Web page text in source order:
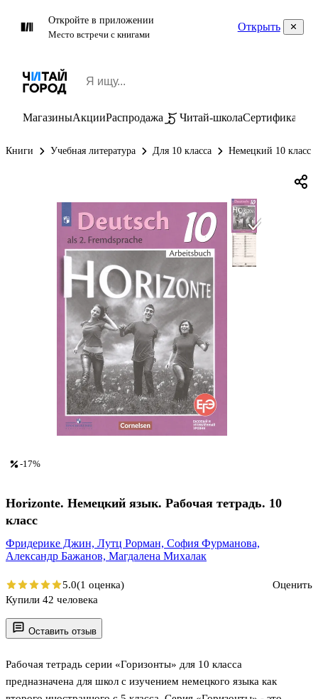
Откройте в приложении
Место встречи с книгами
Открыть
МагазиныАкцииРаспродажа Читай-школаСертификаты
Книги Учебная литература Для 10 класса Немецкий 10 класс
Оставить отзыв
Рабочая тетрадь серии «Горизонты» для 10 класса
предназначена для школ с изучением немецкого языка как
-17%
Horizonte. Немецкий язык. Рабочая тетрадь. 10
класс
Фридерике Джин, Лутц Рорман, София Фурманова,
Александр Бажанов, Магдалена Михалак
5.0(1 оценка)
Оценить
Купили 42 человека